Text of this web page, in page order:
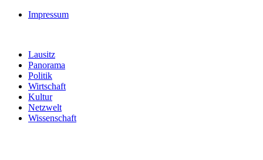
Impressum
Lausitz
Panorama
Politik
Wirtschaft
Kultur
Netzwelt
Wissenschaft